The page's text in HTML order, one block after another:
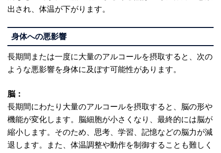
出され、体温が下がります。
身体への悪影響
長期間または一度に大量のアルコールを摂取すると、次の
ような悪影響を身体に及ぼす可能性があります。
脳：
長期間にわたり大量のアルコールを摂取すると、脳の形や
機能が変化します。脳細胞が小さくなり、最終的には脳が
縮小します。そのため、思考、学習、記憶などの脳力が減
退します。また、体温調整や動作を制御することも難しく